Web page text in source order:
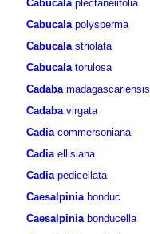
Cabucala plectaneiifolia
Cabucala polysperma
Cabucala striolata
Cabucala torulosa
Cadaba madagascariensis
Cadaba virgata
Cadia commersoniana
Cadia ellisiana
Cadia pedicellata
Caesalpinia bonduc
Caesalpinia bonducella